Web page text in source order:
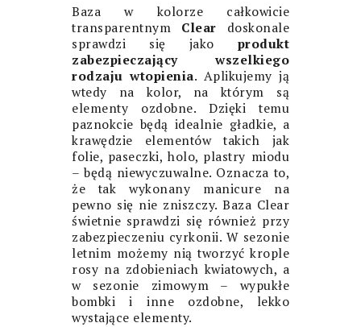
Baza w kolorze całkowicie
transparentnym Clear doskonale
sprawdzi się jako produkt
zabezpieczający wszelkiego
rodzaju wtopienia. Aplikujemy ją
wtedy na kolor, na którym są
elementy ozdobne. Dzięki temu
paznokcie będą idealnie gładkie, a
krawędzie elementów takich jak
folie, paseczki, holo, plastry miodu
– będą niewyczuwalne. Oznacza to,
że tak wykonany manicure na
pewno się nie zniszczy. Baza Clear
świetnie sprawdzi się również przy
zabezpieczeniu cyrkonii. W sezonie
letnim możemy nią tworzyć krople
rosy na zdobieniach kwiatowych, a
w sezonie zimowym – wypukłe
bombki i inne ozdobne, lekko
wystające elementy.